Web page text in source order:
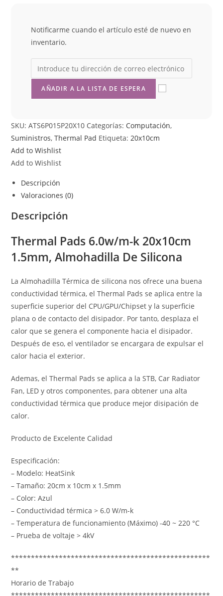
Notificarme cuando el artículo esté de nuevo en
inventario.
SKU:ATS6P015P20X10 Categorías: Computación,
Suministros,Thermal Pad Etiqueta:20x10cm
Add to Wishlist
Add to Wishlist
Descripción
Valoraciones (0)
Descripción
Thermal Pads 6.0w/m-k 20x10cm
1.5mm, Almohadilla De Silicona
La Almohadilla Térmica de silicona nos ofrece una buena
conductividad térmica, el Thermal Pads se aplica entre la
superficie superior del CPU/GPU/Chipset y la superficie
plana o de contacto del disipador. Por tanto, desplaza el
calor que se genera el componente hacia el disipador.
Después de eso, el ventilador se encargara de expulsar el
calor hacia el exterior.
Ademas, el Thermal Pads se aplica a la STB, Car Radiator
Fan, LED y otros componentes, para obtener una alta
conductividad térmica que produce mejor disipación de
calor.
Producto de Excelente Calidad
Especificación:
– Modelo: HeatSink
– Tamaño: 20cm x 10cm x 1.5mm
– Color: Azul
– Conductividad térmica > 6.0 W/m-k
– Temperatura de funcionamiento (Máximo) -40 ~ 220 °C
– Prueba de voltaje > 4kV
**************************************************
**
Horario de Trabajo